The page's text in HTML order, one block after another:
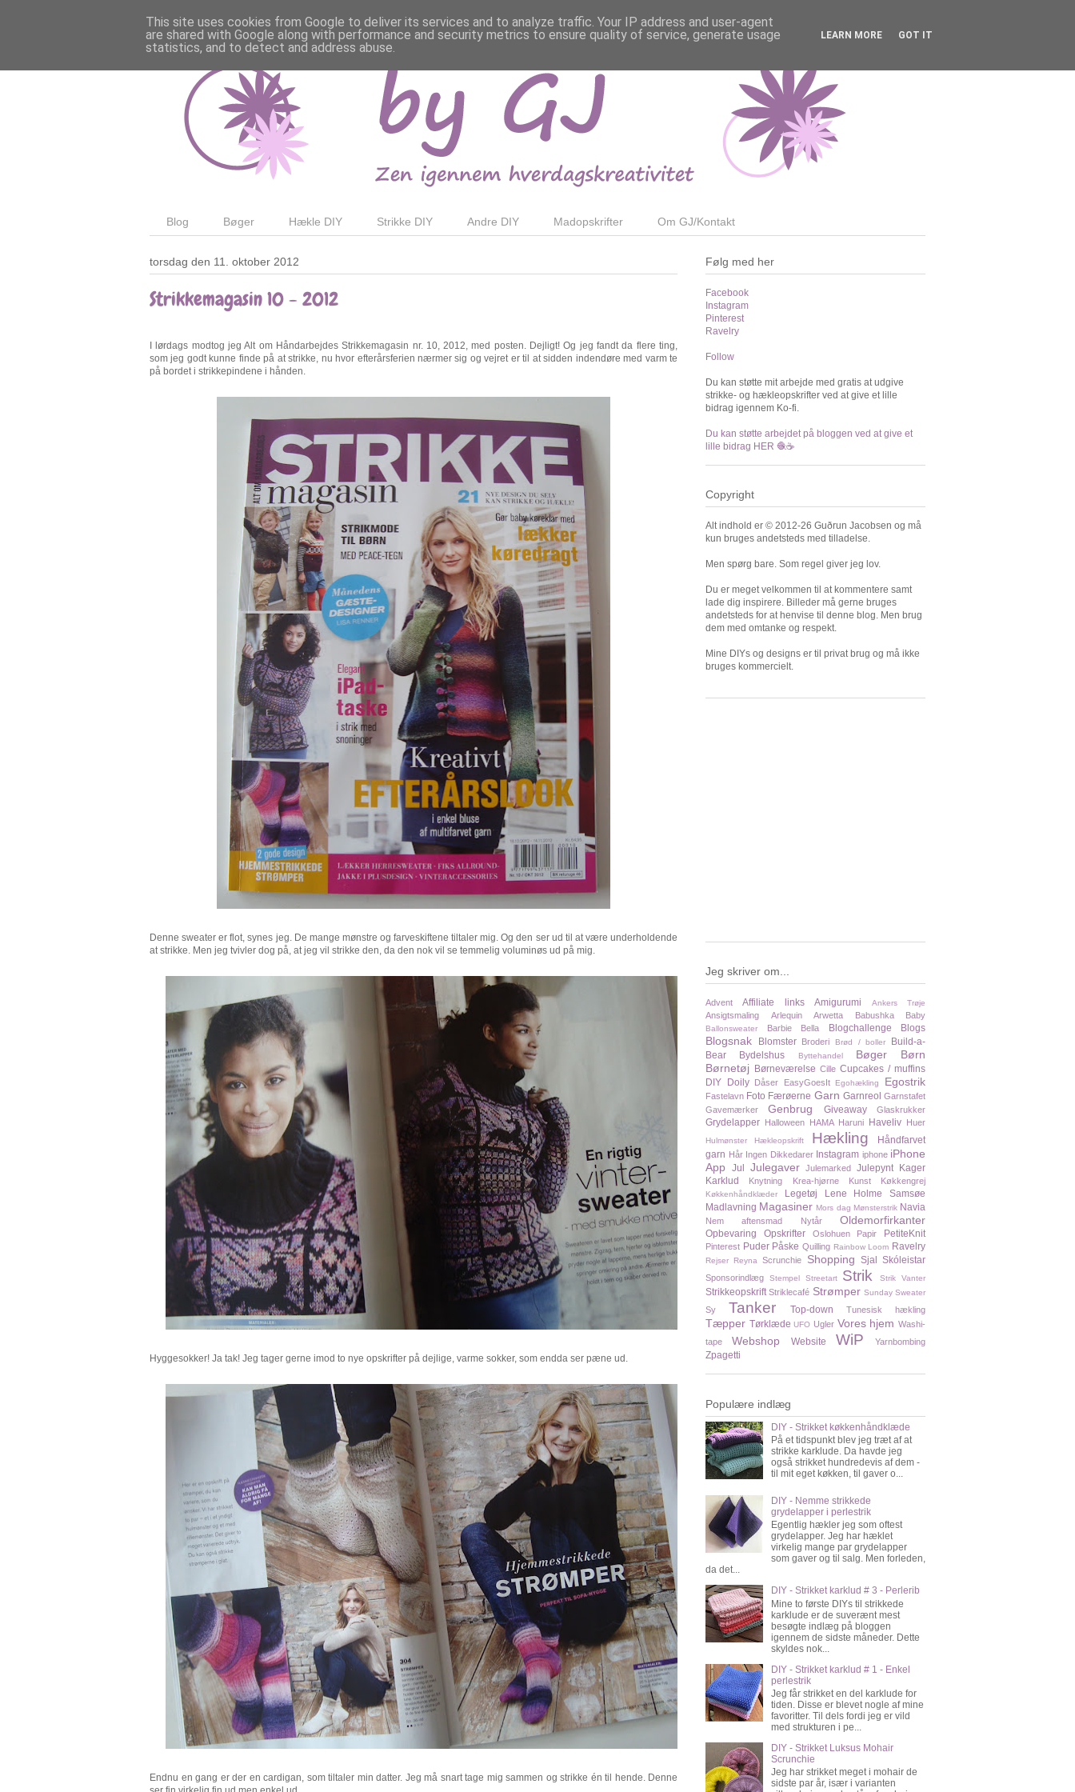
Blog Bøger Hækle DIY Strikke DIY Andre DIY Madopskrifter Om GJ/Kontakt
torsdag den 11. oktober 2012
Strikkemagasin 10 - 2012
I lørdags modtog jeg Alt om Håndarbejdes Strikkemagasin nr. 10, 2012, med posten. Dejligt! Og jeg fandt da flere ting,
som jeg godt kunne finde på at strikke, nu hvor efterårsferien nærmer sig og vejret er til at sidden indendøre med varm te
på bordet i strikkepindene i hånden.
Denne sweater er flot, synes jeg. De mange mønstre og farveskiftene tiltaler mig. Og den ser ud til at være underholdende
at strikke. Men jeg tvivler dog på, at jeg vil strikke den, da den nok vil se temmelig voluminøs ud på mig.
Hyggesokker! Ja tak! Jeg tager gerne imod to nye opskrifter på dejlige, varme sokker, som endda ser pæne ud.
Endnu en gang er der en cardigan, som tiltaler min datter. Jeg må snart tage mig sammen og strikke én til hende. Denne
Følg med her
Facebook
Instagram
Pinterest
Ravelry
Follow
Du kan støtte mit arbejde med gratis at udgive
strikke- og hækleopskrifter ved at give et lille
bidrag igennem Ko-fi.
Du kan støtte arbejdet på bloggen ved at give et
lille bidrag HER 🧶☕️
Copyright
Alt indhold er © 2012-26 Guðrun Jacobsen og må
kun bruges andetsteds med tilladelse.
Men spørg bare. Som regel giver jeg lov.
Du er meget velkommen til at kommentere samt
lade dig inspirere. Billeder må gerne bruges
andetsteds for at henvise til denne blog. Men brug
dem med omtanke og respekt.
Mine DIYs og designs er til privat brug og må ikke
bruges kommercielt.
Jeg skriver om...
Advent Affiliate links Amigurumi Ankers Trøje
Ansigtsmaling Arlequin Arwetta Babushka Baby
Ballonsweater Barbie Bella Blogchallenge Blogs
Blogsnak Blomster Broderi Brød / boller
Build-a-
Bear
Bydelshus Byttehandel Bøger
Børn
Børnetøj Børneværelse Cille Cupcakes / muffins
DIY
Doily Dåser EasyGoesIt Egohækling Egostrik
Fastelavn Foto Færøerne Garn Garnreol Garnstafet
Gavemærker
Genbrug Giveaway Glaskrukker
Grydelapper Halloween HAMA Haruni Haveliv Huer
Hulmønster Hækleopskrift Hækling
Håndfarvet
garn Hår Ingen Dikkedarer Instagram iphone iPhone
App Jul Julegaver Julemarked Julepynt
Kager
Karklud
Knytning Krea-hjørne Kunst Køkkengrej
Køkkenhåndklæder Legetøj
Lene Holme Samsøe
Madlavning Magasiner Mors dag Mønsterstrik Navia
Nem aftensmad Nytår Oldemorfirkanter
Opbevaring Opskrifter Oslohuen Papir PetiteKnit
Pinterest Puder Påske Quilling Rainbow Loom Ravelry
Rejser Reyna Scrunchie Shopping Sjal Skóleistar
Sponsorindlæg Stempel Streetart Strik Strik Vanter
Strikkeopskrift Striklecafé Strømper Sunday Sweater
Sy Tanker Top-down Tunesisk hækling
Tæpper Tørklæde UFO Ugler Vores hjem Washi-
tape
Webshop Website WiP Yarnbombing
Zpagetti
Populære indlæg
DIY - Strikket køkkenhåndklæde
På et tidspunkt blev jeg træt af at
strikke karklude. Da havde jeg
også strikket hundredevis af dem -
til mit eget køkken, til gaver o...
DIY - Nemme strikkede
grydelapper i perlestrik
Egentlig hækler jeg som oftest
grydelapper. Jeg har hæklet
virkelig mange par grydelapper
som gaver og til salg. Men forleden,
da det...
DIY - Strikket karklud # 3 - Perlerib
Mine to første DIYs til strikkede
karklude er de suverænt mest
besøgte indlæg på bloggen
igennem de sidste måneder. Dette
skyldes nok...
DIY - Strikket karklud # 1 - Enkel
perlestrik
Jeg får strikket en del karklude for
tiden. Disse er blevet nogle af mine
favoritter. Til dels fordi jeg er vild
med strukturen i pe...
DIY - Strikket Luksus Mohair
Scrunchie
Jeg har strikket meget i mohair de
sidste par år, især i varianten
This site uses cookies from Google to deliver its services and to analyze traffic. Your IP address and user-agent
are shared with Google along with performance and security metrics to ensure quality of service, generate usage
statistics, and to detect and address abuse.
LEARN MORE GOT IT